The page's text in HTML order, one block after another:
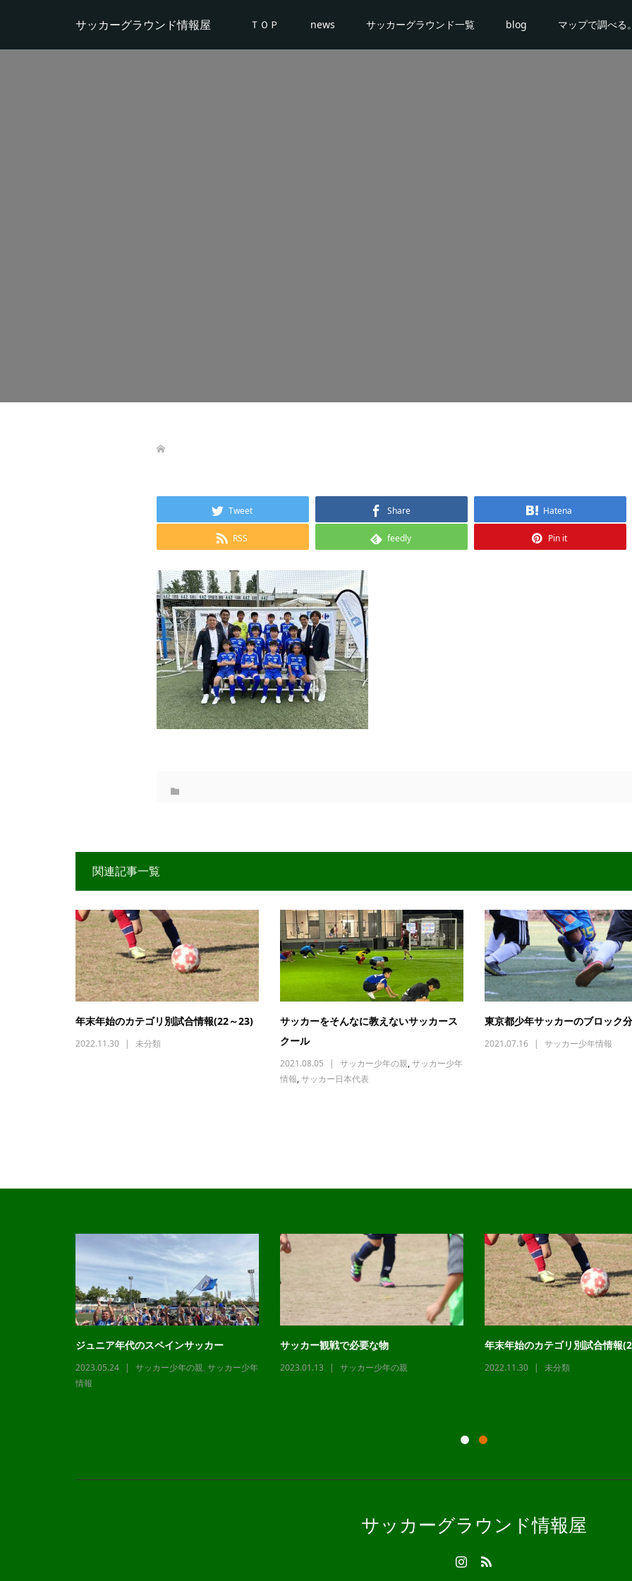
サッカーグラウンド情報屋 ＴＯＰ news サッカーグラウンド一覧 blog マップで調べる。
Tweet Share Hatena
RSS feedly Pin it
関連記事一覧
年末年始のカテゴリ別試合情報(22～23)
2022.11.30 未分類
サッカーをそんなに教えないサッカース
クール
2021.08.05 サッカー少年の親,サッカー少年
情報,サッカー日本代表
東京都少年サッカーのブロック
2021.07.16 サッカー少年情報
ジュニア年代のスペインサッカー
2023.05.24 サッカー少年の親, サッカー少年
情報
サッカー観戦で必要な物
2023.01.13 サッカー少年の親
年末年始のカテゴリ別試合情報
2022.11.30 未分類
サッカーグラウンド情報屋